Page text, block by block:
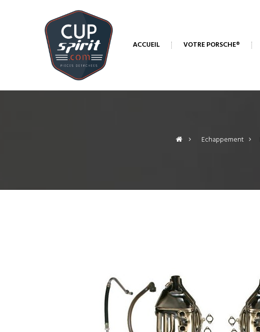
ACCUEIL VOTRE PORSCHE®
> Echappement >